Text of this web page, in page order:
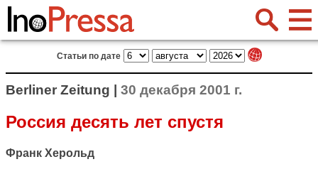
Статьи по дате
Berliner Zeitung | 30 декабря 2001 г.
Россия десять лет спустя
Франк Херольд